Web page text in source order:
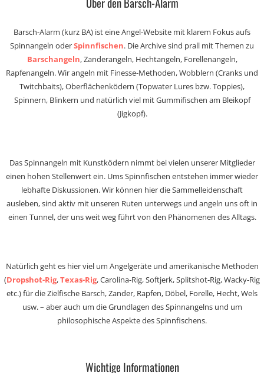
Barsch-Alarm (kurz BA) ist eine Angel-Website mit klarem Fokus aufs
Spinnangeln oderSpinnfischen. Die Archive sind prall mit Themen zu
Barschangeln, Zanderangeln, Hechtangeln, Forellenangeln,
Rapfenangeln. Wir angeln mit Finesse-Methoden, Wobblern (Cranks und
Twitchbaits), Oberflächenködern (Topwater Lures bzw. Toppies),
Spinnern, Blinkern und natürlich viel mit Gummifischen am Bleikopf
(Jigkopf).
Das Spinnangeln mit Kunstködern nimmt bei vielen unserer Mitglieder
einen hohen Stellenwert ein. Ums Spinnfischen entstehen immer wieder
lebhafte Diskussionen. Wir können hier die Sammelleidenschaft
ausleben, sind aktiv mit unseren Ruten unterwegs und angeln uns oft in
einen Tunnel, der uns weit weg führt von den Phänomenen des Alltags.
Natürlich geht es hier viel um Angelgeräte und amerikanische Methoden
(Dropshot-Rig,Texas-Rig, Carolina-Rig, Softjerk, Splitshot-Rig, Wacky-Rig
etc.) für die Zielfische Barsch, Zander, Rapfen, Döbel, Forelle, Hecht, Wels
usw. – aber auch um die Grundlagen des Spinnangelns und um
philosophische Aspekte des Spinnfischens.
Wichtige Informationen